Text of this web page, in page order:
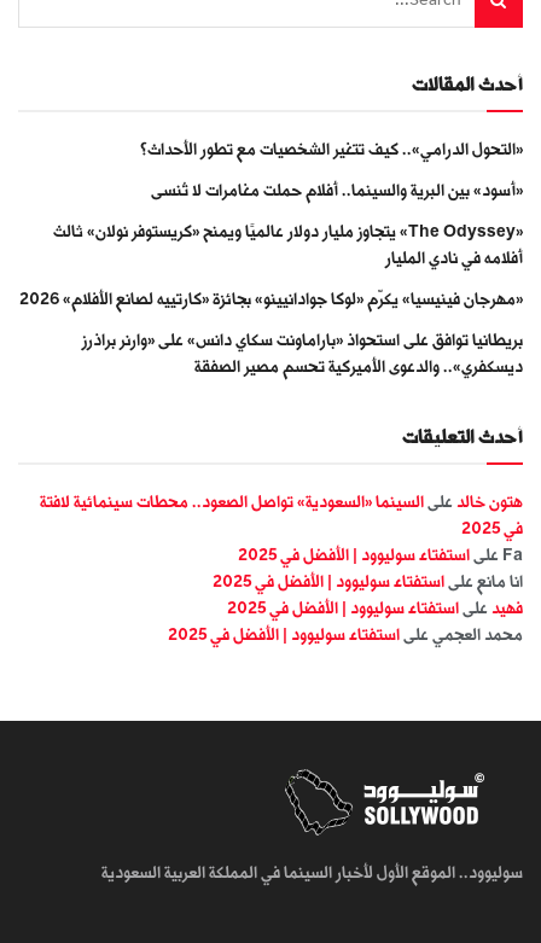
أحدث المقالات
«التحول الدرامي».. كيف تتغير الشخصيات مع تطور الأحداث؟
«أسود» بين البرية والسينما.. أفلام حملت مغامرات لا تُنسى
«The Odyssey» يتجاوز مليار دولار عالميًا ويمنح «كريستوفر نولان» ثالث
أفلامه في نادي المليار
«مهرجان فينيسيا» يكرّم «لوكا جوادانيينو» بجائزة «كارتييه لصانع الأفلام» 2026
بريطانيا توافق على استحواذ «باراماونت سكاي دانس» على «وارنر براذرز
ديسكفري».. والدعوى الأميركية تحسم مصير الصفقة
أحدث التعليقات
هتون خالد على السينما «السعودية» تواصل الصعود.. محطات سينمائية لافتة
في 2025
Fa على استفتاء سوليوود | الأفضل في 2025
انا مانع على استفتاء سوليوود | الأفضل في 2025
فهيد على استفتاء سوليوود | الأفضل في 2025
محمد العجمي على استفتاء سوليوود | الأفضل في 2025
سوليوود.. الموقع الأول لأخبار السينما في المملكة العربية السعودية